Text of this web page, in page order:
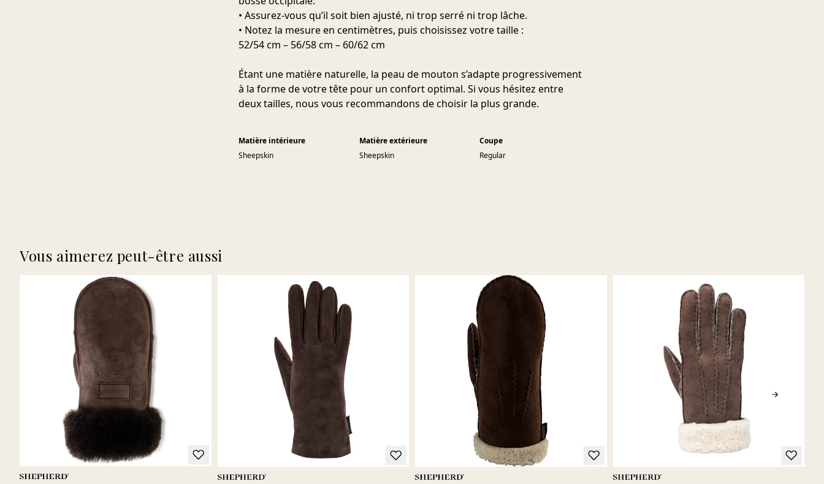
• Assurez-vous qu’il soit bien ajusté, ni trop serré ni trop lâche.
• Notez la mesure en centimètres, puis choisissez votre taille :
52/54 cm – 56/58 cm – 60/62 cm
Étant une matière naturelle, la peau de mouton s’adapte progressivement
à la forme de votre tête pour un confort optimal. Si vous hésitez entre
deux tailles, nous vous recommandons de choisir la plus grande.
Matière intérieure
Sheepskin
Matière extérieure
Sheepskin
Coupe
Regular
Vous aimerez peut-être aussi